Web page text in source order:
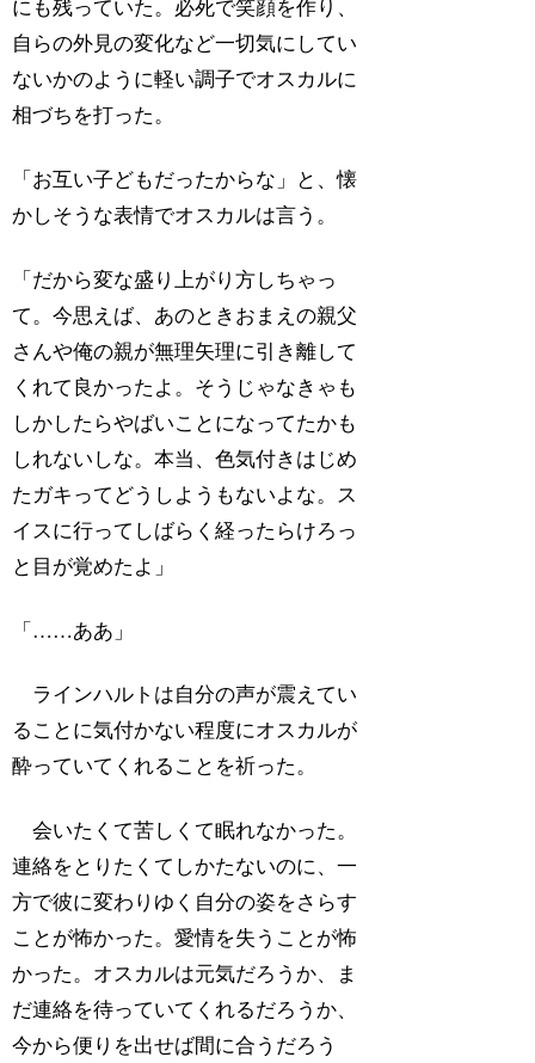
にも残っていた。必死で笑顔を作り、
自らの外見の変化など一切気にしてい
ないかのように軽い調子でオスカルに
相づちを打った。
「お互い子どもだったからな」と、懐
かしそうな表情でオスカルは言う。
「だから変な盛り上がり方しちゃっ
て。今思えば、あのときおまえの親父
さんや俺の親が無理矢理に引き離して
くれて良かったよ。そうじゃなきゃも
しかしたらやばいことになってたかも
しれないしな。本当、色気付きはじめ
たガキってどうしようもないよな。ス
イスに行ってしばらく経ったらけろっ
と目が覚めたよ」
「……ああ」
ラインハルトは自分の声が震えてい
ることに気付かない程度にオスカルが
酔っていてくれることを祈った。
会いたくて苦しくて眠れなかった。
連絡をとりたくてしかたないのに、一
方で彼に変わりゆく自分の姿をさらす
ことが怖かった。愛情を失うことが怖
かった。オスカルは元気だろうか、ま
だ連絡を待っていてくれるだろうか、
今から便りを出せば間に合うだろう